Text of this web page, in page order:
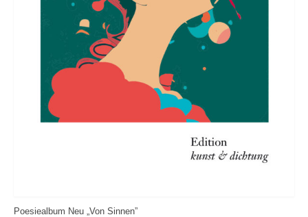
Poesiealbum Neu „Von Sinnen”